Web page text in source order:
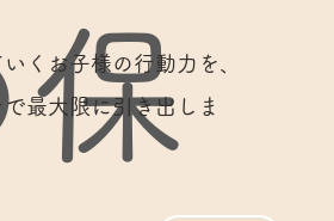
くお子様の行動力を、
最大限に引き出しま